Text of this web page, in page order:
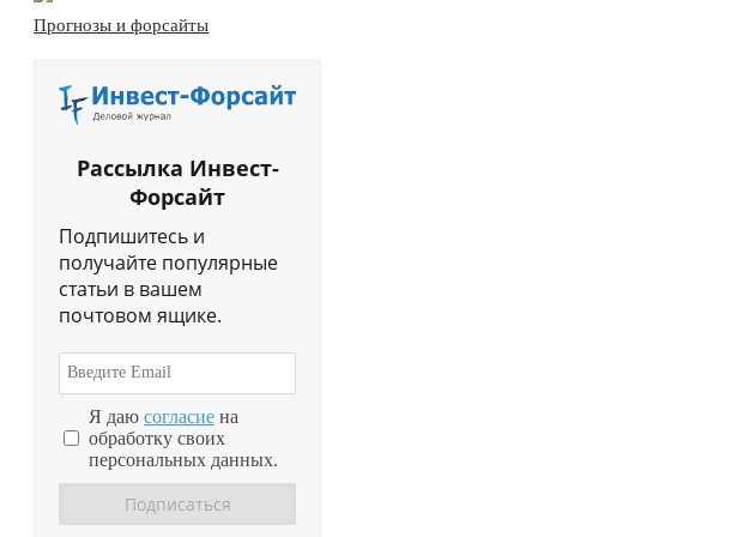
Прогнозы и форсайты
Рассылка Инвест-
Форсайт
Подпишитесь и
получайте популярные
статьи в вашем
почтовом ящике.
Я даю согласие на
обработку своих
персональных данных.